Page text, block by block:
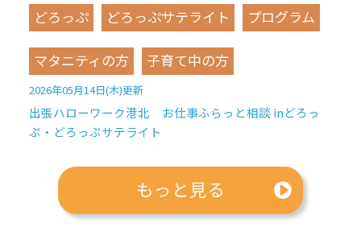
どろっぷ どろっぷサテライト プログラム
マタニティの方 子育て中の方
2026年05月14日(木)更新
出張ハローワーク港北 お仕事ふらっと相談 inどろっ
ぷ・どろっぷサテライト
もっと見る